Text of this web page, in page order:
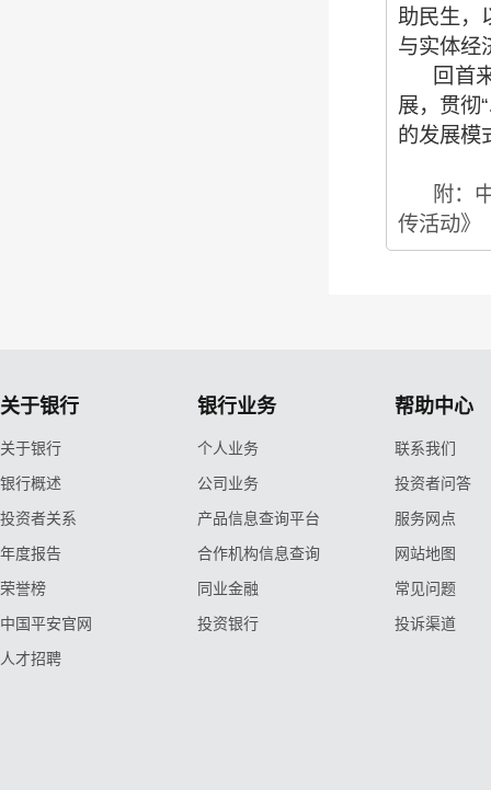
助民生，
与实体经
回首
展，贯彻
的发展模
附：
传活动》
关于银行
关于银行
银行概述
投资者关系
年度报告
荣誉榜
中国平安官网
人才招聘
银行业务
个人业务
公司业务
产品信息查询平台
合作机构信息查询
同业金融
投资银行
帮助中心
联系我们
投资者问答
服务网点
网站地图
常见问题
投诉渠道